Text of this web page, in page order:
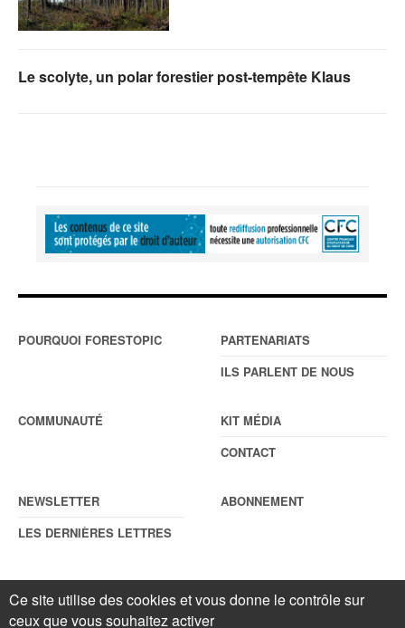
Le scolyte, un polar forestier post-tempête Klaus
POURQUOI FORESTOPIC
PARTENARIATS
ILS PARLENT DE NOUS
COMMUNAUTÉ
KIT MÉDIA
CONTACT
NEWSLETTER
LES DERNIÈRES LETTRES
ABONNEMENT
© ForestopicMentions légales. Reproduction interdite sans autorisation
écrite préalable.Gestionnaire de cookies
Ce site utilise des cookies et vous donne le contrôle sur
ceux que vous souhaitez activer